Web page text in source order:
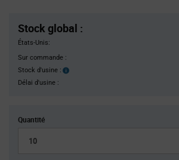
Stock global :
États-Unis:
Sur commande :
Stock d'usine :
Stock
Délai d'usine :
Quantité